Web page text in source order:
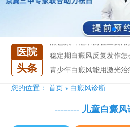
医院
头条
7天唤醒黑色素，寒假不
稳定期白癜风反复发作怎
青少年白癜风能用激光治
发现你长的不错，可惜毁
您的位置：首页 ν 白癜风诊断
-------- 儿童白癜风